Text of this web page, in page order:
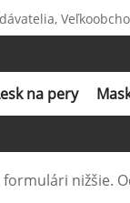
na pery
nižšie.